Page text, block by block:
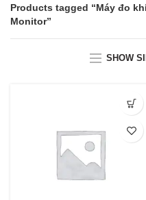
Products tagged “Máy đo
Monitor”
SHOW